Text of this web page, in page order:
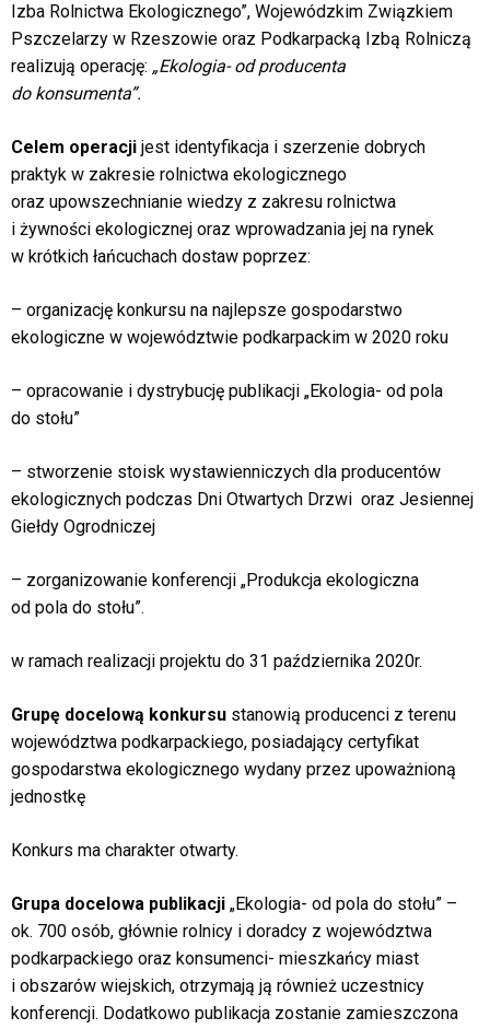
Izba Rolnictwa Ekologicznego”, Wojewódzkim Związkiem
Pszczelarzy w Rzeszowie oraz Podkarpacką Izbą Rolniczą
realizują operację: „Ekologia- od producenta
do konsumenta”.
Celem operacji jest identyfikacja i szerzenie dobrych
praktyk w zakresie rolnictwa ekologicznego
oraz upowszechnianie wiedzy z zakresu rolnictwa
i żywności ekologicznej oraz wprowadzania jej na rynek
w krótkich łańcuchach dostaw poprzez:
– organizację konkursu na najlepsze gospodarstwo
ekologiczne w województwie podkarpackim w 2020 roku
– opracowanie i dystrybucję publikacji „Ekologia- od pola
do stołu”
– stworzenie stoisk wystawienniczych dla producentów
ekologicznych podczas Dni Otwartych Drzwi oraz Jesiennej
Giełdy Ogrodniczej
– zorganizowanie konferencji „Produkcja ekologiczna
od pola do stołu”.
w ramach realizacji projektu do 31 października 2020r.
Grupę docelową konkursu stanowią producenci z terenu
województwa podkarpackiego, posiadający certyfikat
gospodarstwa ekologicznego wydany przez upoważnioną
jednostkę
Konkurs ma charakter otwarty.
Grupa docelowa publikacji „Ekologia- od pola do stołu” –
ok. 700 osób, głównie rolnicy i doradcy z województwa
podkarpackiego oraz konsumenci- mieszkańcy miast
i obszarów wiejskich, otrzymają ją również uczestnicy
konferencji. Dodatkowo publikacja zostanie zamieszczona